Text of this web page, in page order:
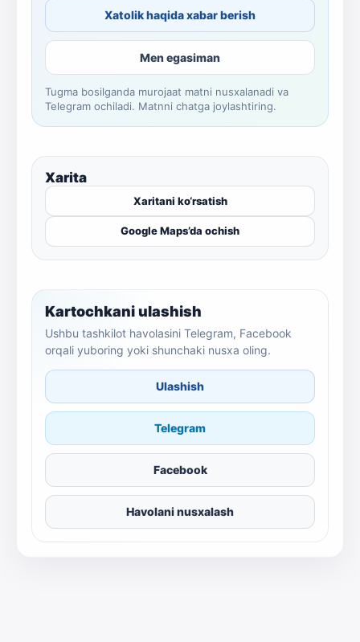
Xatolik haqida xabar berish
Men egasiman
Tugma bosilganda murojaat matni nusxalanadi va
Telegram ochiladi. Matnni chatga joylashtiring.
Xarita
Xaritani ko‘rsatish
Google Maps’da ochish
Kartochkani ulashish
Ushbu tashkilot havolasini Telegram, Facebook
orqali yuboring yoki shunchaki nusxa oling.
Ulashish
Telegram
Facebook
Havolani nusxalash